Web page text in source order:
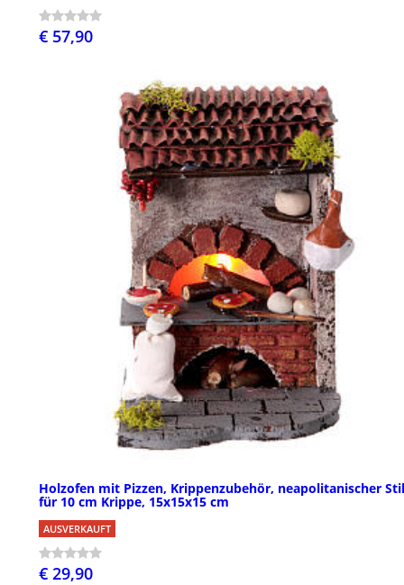
€ 57,90
Holzofen mit Pizzen, Krippenzubehör, neapolitanischer
für 10 cm Krippe, 15x15x15 cm
AUSVERKAUFT
€ 29,90